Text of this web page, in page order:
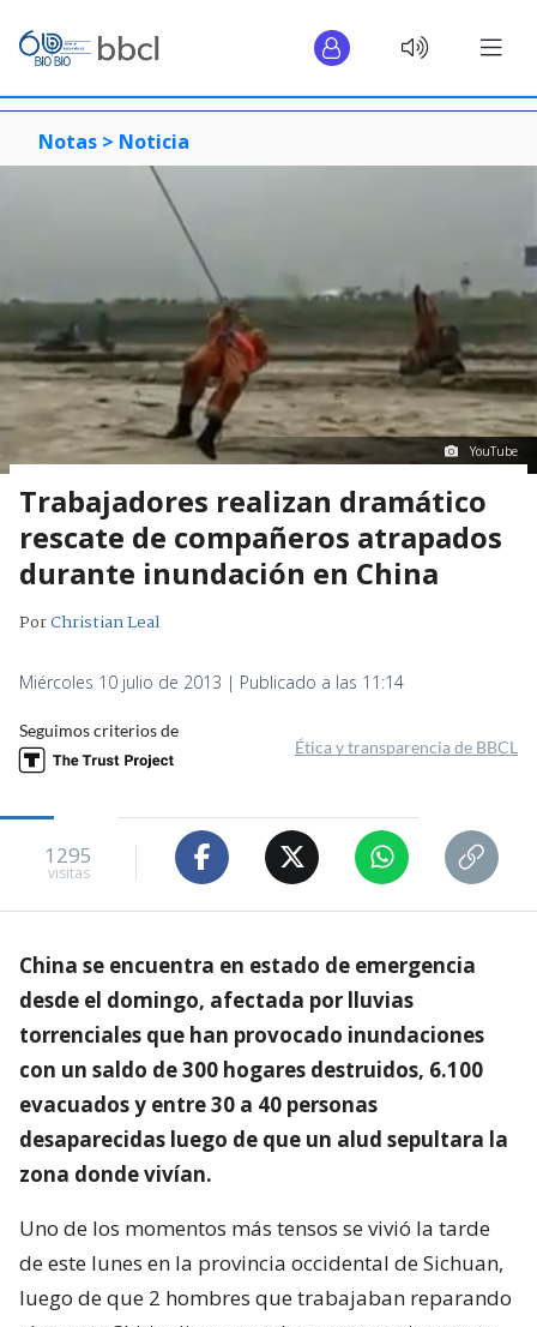
Notas > Noticia
YouTube
Trabajadores realizan dramático
rescate de compañeros atrapados
durante inundación en China
PorChristian Leal
Miércoles 10 julio de 2013 | Publicado a las 11:14
Seguimos criterios de
Ética y transparencia de BBCL
1295
visitas
China se encuentra en estado de emergencia
desde el domingo, afectada por lluvias
torrenciales que han provocado inundaciones
con un saldo de 300 hogares destruidos, 6.100
evacuados y entre 30 a 40 personas
desaparecidas luego de que un alud sepultara la
zona donde vivían.
Uno de los momentos más tensos se vivió la tarde
de este lunes en la provincia occidental de Sichuan,
luego de que 2 hombres que trabajaban reparando